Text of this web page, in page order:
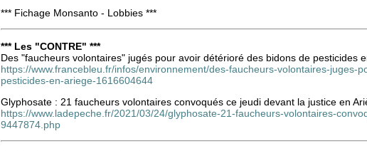
*** Fichage Monsanto - Lobbies ***
*** Les "CONTRE" ***
Des "faucheurs volontaires" jugés pour avoir détérioré des bidons de pesticides
https://www.francebleu.fr/infos/environnement/des-faucheurs-volontaires-juges-
pesticides-en-ariege-1616604644
Glyphosate : 21 faucheurs volontaires convoqués ce jeudi devant la justice en
https://www.ladepeche.fr/2021/03/24/glyphosate-21-faucheurs-volontaires-
9447874.php